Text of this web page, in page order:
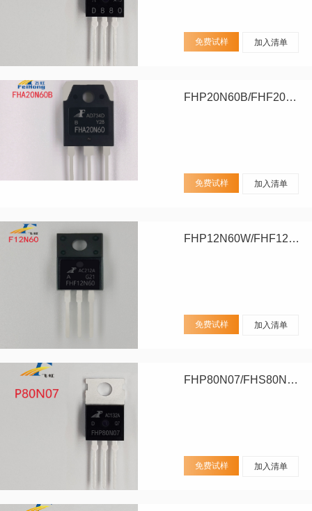
免费试样 加入清单
FHP20N60B/FHF20N60B/FHA20N60B
免费试样 加入清单
FHP12N60W/FHF12N60W
免费试样 加入清单
FHP80N07/FHS80N07/FHD80N07
免费试样 加入清单